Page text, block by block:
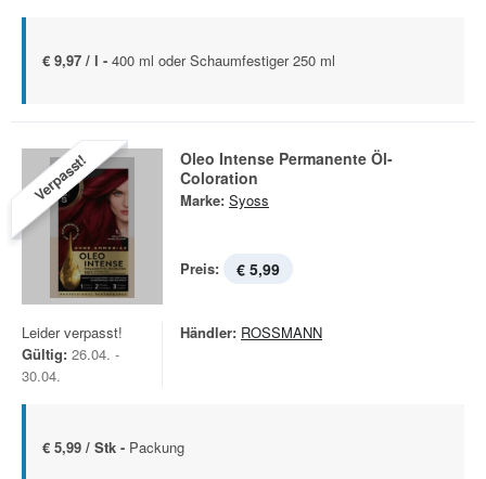
€ 9,97 / l - 400 ml oder Schaumfestiger 250 ml
Verpasst!
Oleo Intense Permanente Öl-
Coloration
Marke: Syoss
Preis: € 5,99
Leider verpasst!
Gültig: 26.04. -
30.04.
Händler: ROSSMANN
€ 5,99 / Stk - Packung